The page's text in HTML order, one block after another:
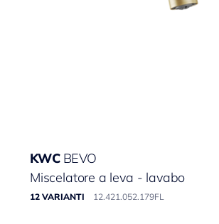
KWC BEVO
Miscelatore a leva - lavabo
12 VARIANTI 12.421.052.179FL